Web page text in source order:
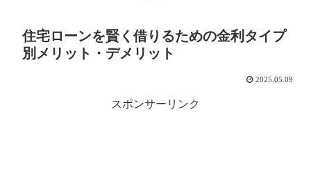
住宅ローンを賢く借りるための金利タイプ
別メリット・デメリット
2025.05.09
スポンサーリンク